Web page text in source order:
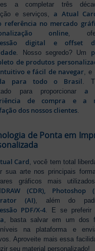
a completar três
e serviços,a Atual
referência no mercado
online,
digital e offset
. Nosso segredo? Um
de produtos
e fácil de navegar, e
para todo o Brasil.
para proporcionara
de compra e a
dos nossos clientes.
de Ponta em
Card, você tem total
sua arte nos principais
gráficos mais
(CDR), Photoshop
(AI), além do
PDF/X-4. E se preferir
, basta salvar em um dos
na plataforma e
Aproveite mais essa
seu material personalizado!